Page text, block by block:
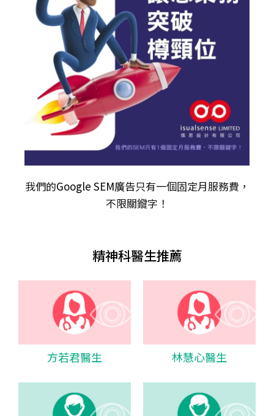
我們的Google SEM廣告只有一個固定月服務費，
不限關𨫡字！
精神科醫生推薦
方若君醫生 林慧心醫生